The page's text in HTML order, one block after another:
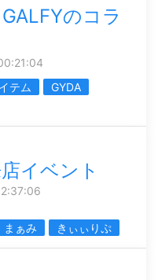
のコラ
テム
GYDA
イベント
まぁみ きぃぃりぷ